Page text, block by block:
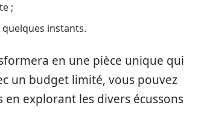
;
instants.
en une pièce unique qui
un budget limité, vous pouvez
explorant les divers écussons